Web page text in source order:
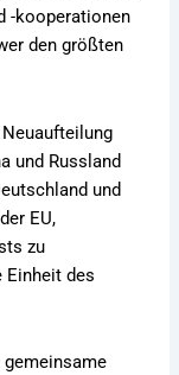
-kooperationen
den größten
und Russland
und
EU,
zu
Einheit des